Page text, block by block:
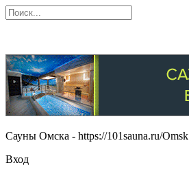
Сауны Омска - https://101sauna.ru/Omsk
Вход